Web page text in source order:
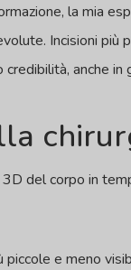
la mia
Incisioni più
anche in
del corpo in
piccole e meno